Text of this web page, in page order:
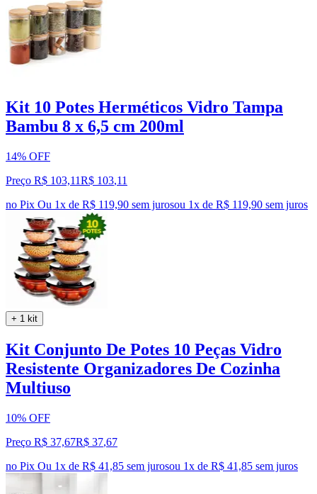
Kit 10 Potes Herméticos Vidro Tampa
Bambu 8 x 6,5 cm 200ml
14% OFF
Preço R$ 103,11R$ 103,11
no Pix Ou 1x de R$ 119,90 sem jurosou 1x de R$ 119,90 sem juros
+ 1 kit
Kit Conjunto De Potes 10 Peças Vidro
Resistente Organizadores De Cozinha
Multiuso
10% OFF
Preço R$ 37,67R$ 37,67
no Pix Ou 1x de R$ 41,85 sem jurosou 1x de R$ 41,85 sem juros